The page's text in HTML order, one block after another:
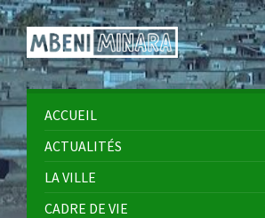
Skip
to
content
Skip
to
left
sidebar
Skip
to
footer
ACCUEIL
ACTUALITÉS
LA VILLE
CADRE DE VIE